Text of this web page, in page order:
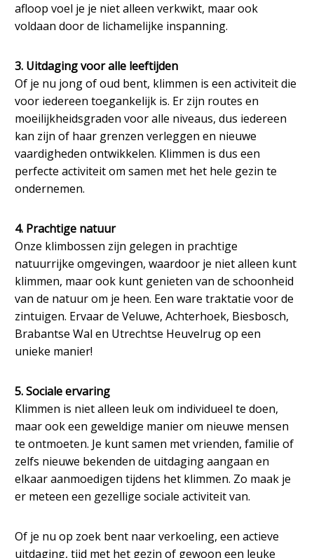
afloop voel je je niet alleen verkwikt, maar ook
voldaan door de lichamelijke inspanning.
3. Uitdaging voor alle leeftijden
Of je nu jong of oud bent, klimmen is een activiteit die
voor iedereen toegankelijk is. Er zijn routes en
moeilijkheidsgraden voor alle niveaus, dus iedereen
kan zijn of haar grenzen verleggen en nieuwe
vaardigheden ontwikkelen. Klimmen is dus een
perfecte activiteit om samen met het hele gezin te
ondernemen.
4. Prachtige natuur
Onze klimbossen zijn gelegen in prachtige
natuurrijke omgevingen, waardoor je niet alleen kunt
klimmen, maar ook kunt genieten van de schoonheid
van de natuur om je heen. Een ware traktatie voor de
zintuigen. Ervaar de Veluwe, Achterhoek, Biesbosch,
Brabantse Wal en Utrechtse Heuvelrug op een
unieke manier!
5. Sociale ervaring
Klimmen is niet alleen leuk om individueel te doen,
maar ook een geweldige manier om nieuwe mensen
te ontmoeten. Je kunt samen met vrienden, familie of
zelfs nieuwe bekenden de uitdaging aangaan en
elkaar aanmoedigen tijdens het klimmen. Zo maak je
er meteen een gezellige sociale activiteit van.
Of je nu op zoek bent naar verkoeling, een actieve
uitdaging, tijd met het gezin of gewoon een leuke